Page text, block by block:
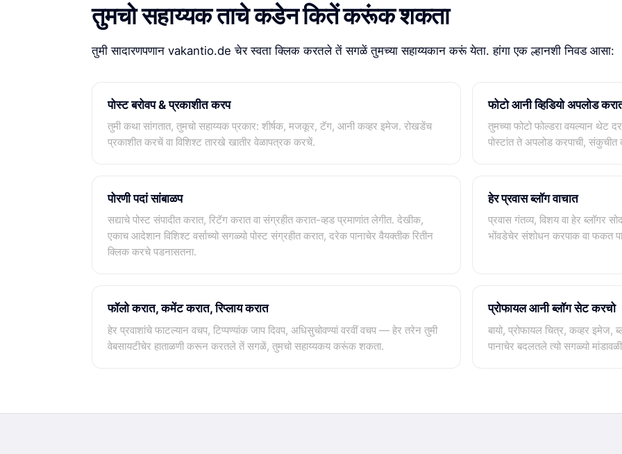
तुमचो सहाय्यक ताचे कडेन कितें करूंक शकता
तुमी सादारणपणान vakantio.de चेर स्वता क्लिक करतले तें सगळें तुमच्या सहाय्यकान करूं येता. हांगा एक ल्हानशी निवड आसा:
पोस्ट बरोवप & प्रकाशीत करप
तुमी कथा सांगतात, तुमचो सहाय्यक प्रकार: शीर्षक, मजकूर, टॅग, आनी कव्हर इमेज. रोखडेंच
प्रकाशीत करचें वा विशिश्ट तारखे खातीर वेळापत्रक करचें.
फोटो आनी व्हिडियो अपलोड
तुमच्या फोटो फोल्डरा वयल्यान थेट
पोस्टांत ते अपलोड करपाची, संकुचीत
पोरणी पदां सांबाळप
सद्याचे पोस्ट संपादीत करात, रिटॅग करात वा संग्रहीत करात-व्हड प्रमाणांत लेगीत. देखीक,
एकाच आदेशान विशिश्ट वर्साच्यो सगळ्यो पोस्ट संग्रहीत करात, दरेक पानाचेर वैयक्तीक रितीन
क्लिक करचे पडनासतना.
हेर प्रवास ब्लॉग वाचात
प्रवास गंतव्य, विशय वा हेर ब्लॉगर
भोंवडेचेर संशोधन करपाक वा फकत
फॉलो करात, कमेंट करात, रिप्लाय करात
हेर प्रवाशांचे फाटल्यान वचप, टिप्पण्यांक जाप दिवप, अधिसुचोवण्यां वरवीं वचप — हेर तरेन तुमी
वेबसायटीचेर हाताळणी करून करतले तें सगळें, तुमचो सहाय्यकय करूंक शकता.
प्रोफायल आनी ब्लॉग सेट करचो
बायो, प्रोफायल चित्र, कव्हर इमेज,
पानाचेर बदलतले त्यो सगळ्यो